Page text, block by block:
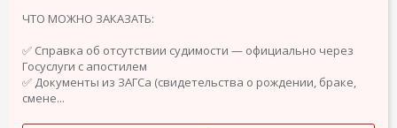
ЧТО МОЖНО ЗАКАЗАТЬ:
✅ Справка об отсутствии судимости — официально через
Госуслуги с апостилем
✅ Документы из ЗАГСа (свидетельства о рождении, браке,
смене...